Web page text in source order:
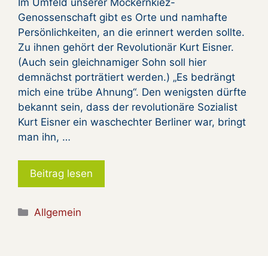
Im Umfeld unserer Möckernkiez-
Genossenschaft gibt es Orte und namhafte
Persönlichkeiten, an die erinnert werden sollte.
Zu ihnen gehört der Revolutionär Kurt Eisner.
(Auch sein gleichnamiger Sohn soll hier
demnächst porträtiert werden.) „Es bedrängt
mich eine trübe Ahnung“. Den wenigsten dürfte
bekannt sein, dass der revolutionäre Sozialist
Kurt Eisner ein waschechter Berliner war, bringt
man ihn, …
Beitrag lesen
Kategorien
Allgemein